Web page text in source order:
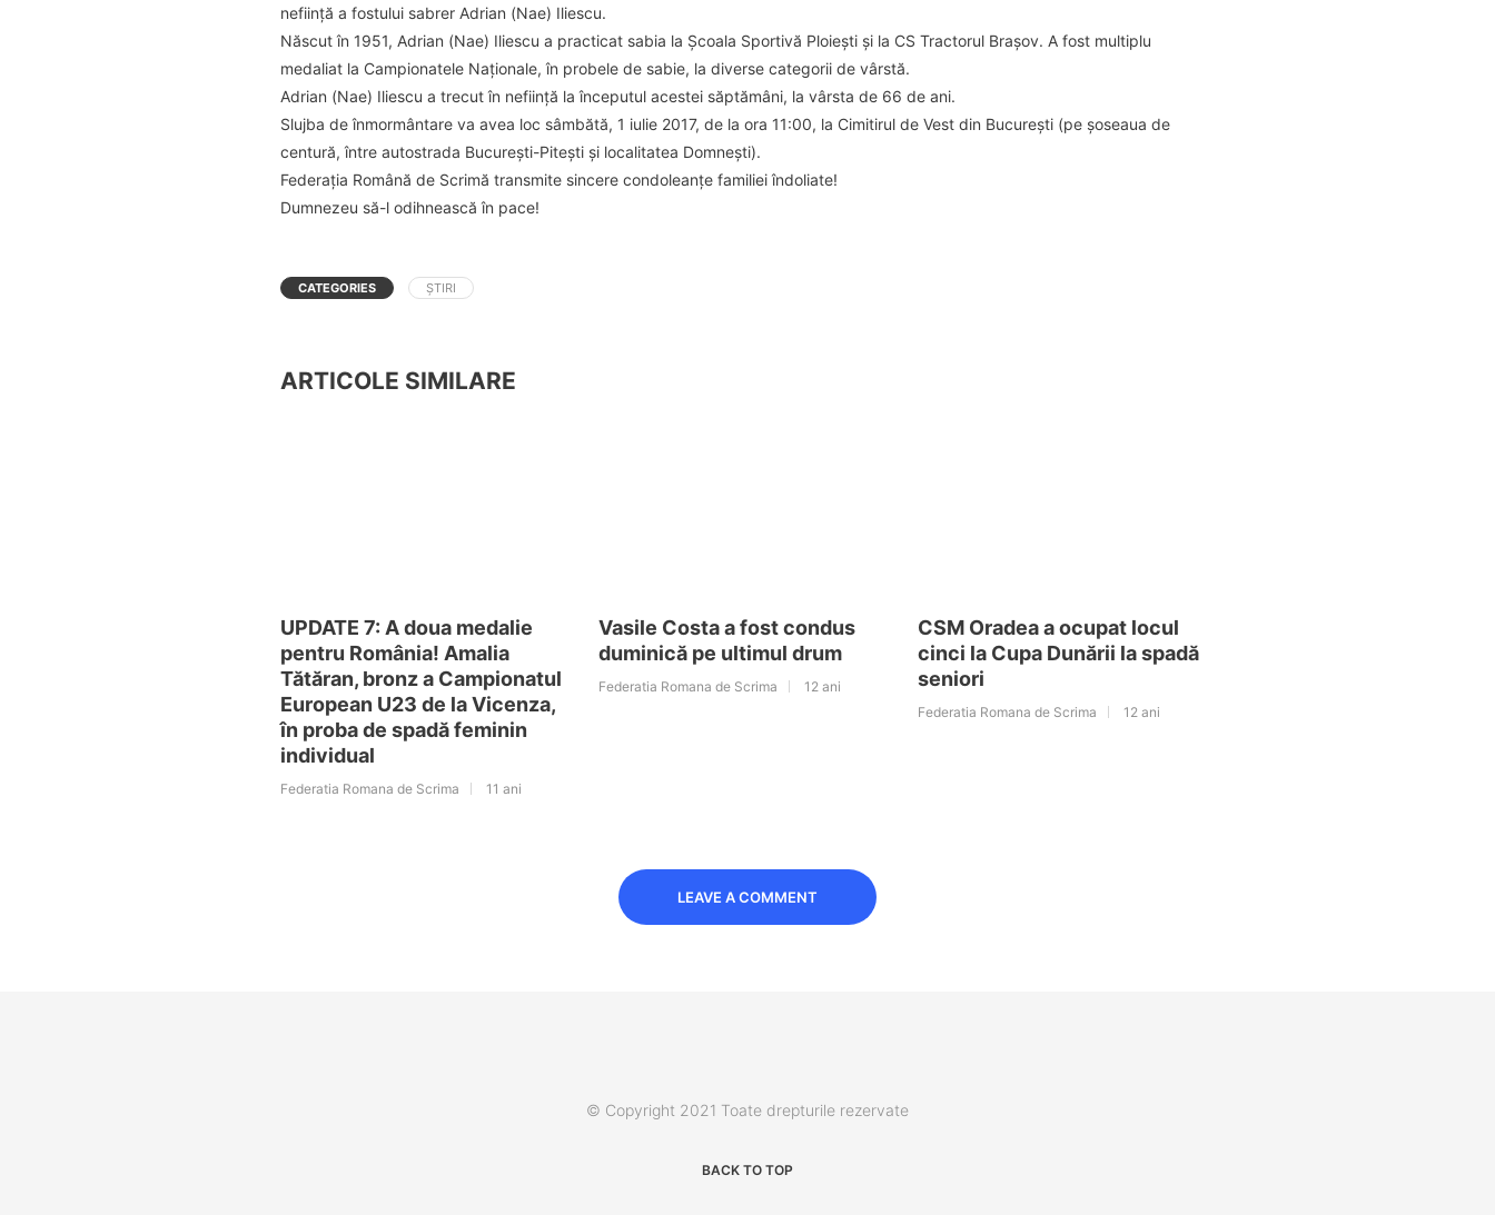
neființă a fostului sabrer Adrian (Nae) Iliescu.
Născut în 1951, Adrian (Nae) Iliescu a practicat sabia la Școala Sportivă Ploiești și la CS Tractorul Brașov. A fost multiplu
medaliat la Campionatele Naționale, în probele de sabie, la diverse categorii de vârstă.
Adrian (Nae) Iliescu a trecut în neființă la începutul acestei săptămâni, la vârsta de 66 de ani.
Slujba de înmormântare va avea loc sâmbătă, 1 iulie 2017, de la ora 11:00, la Cimitirul de Vest din București (pe șoseaua de
centură, între autostrada București-Pitești și localitatea Domnești).
Federația Română de Scrimă transmite sincere condoleanțe familiei îndoliate!
Dumnezeu să-l odihnească în pace!
CATEGORIES ȘTIRI
ARTICOLE SIMILARE
UPDATE 7: A doua medalie
pentru România! Amalia
Tătăran, bronz a Campionatul
European U23 de la Vicenza,
în proba de spadă feminin
individual
Federatia Romana de Scrima 11 ani
Vasile Costa a fost condus
duminică pe ultimul drum
Federatia Romana de Scrima 12 ani
CSM Oradea a ocupat locul
cinci la Cupa Dunării la spadă
seniori
Federatia Romana de Scrima 12 ani
LEAVE A COMMENT
© Copyright 2021 Toate drepturile rezervate
BACK TO TOP